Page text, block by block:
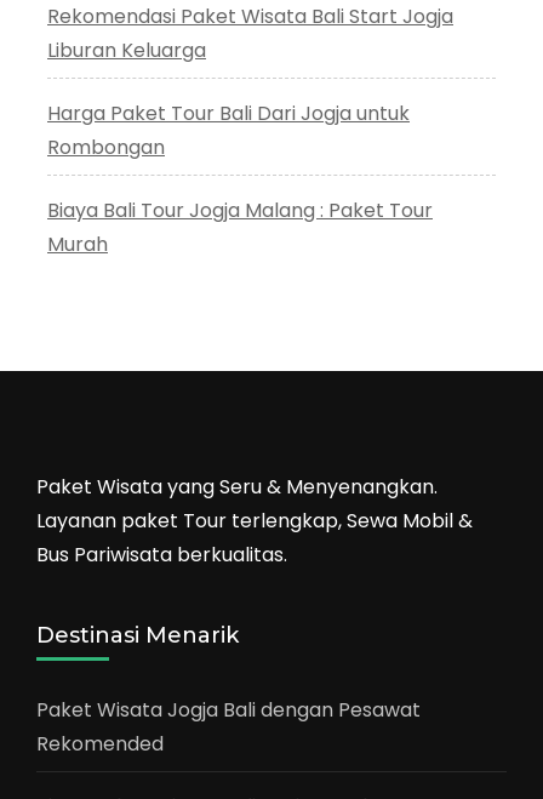
Rekomendasi Paket Wisata Bali Start Jogja
Liburan Keluarga
Harga Paket Tour Bali Dari Jogja untuk
Rombongan
Biaya Bali Tour Jogja Malang : Paket Tour
Murah
Paket Wisata yang Seru & Menyenangkan.
Layanan paket Tour terlengkap, Sewa Mobil &
Bus Pariwisata berkualitas.
Destinasi Menarik
Paket Wisata Jogja Bali dengan Pesawat
Rekomended